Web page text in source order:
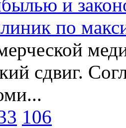
и
по
сдвиг.
106